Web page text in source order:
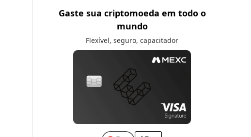
Gaste sua criptomoeda em todo o
mundo
Flexível, seguro, capacitador